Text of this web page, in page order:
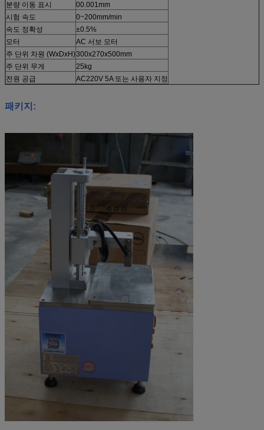
분량 이동 표시
00.001mm
시험 속도
0~200mm/min
속도 정확성
±0.5%
모터
AC 서보 모터
주 단위 차원 (WxDxH)300x270x500mm
주 단위 무게
25kg
전원 공급
AC220V 5A 또는 사용자 지정
패키지: